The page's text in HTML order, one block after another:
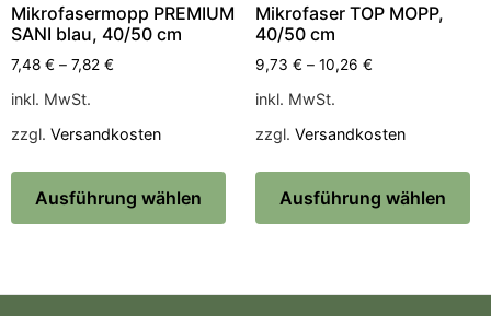
Mikrofasermopp PREMIUM
SANI blau, 40/50 cm
7,48 € – 7,82 €
inkl. MwSt.
zzgl. Versandkosten
Ausführung wählen
Mikrofaser TOP MOPP,
40/50 cm
9,73 € – 10,26 €
inkl. MwSt.
zzgl. Versandkosten
Ausführung wählen